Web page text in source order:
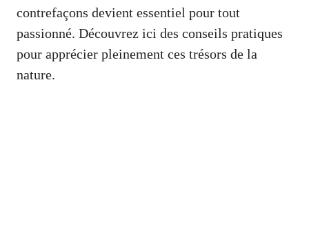
contrefaçons devient essentiel pour tout
passionné. Découvrez ici des conseils pratiques
pour apprécier pleinement ces trésors de la
nature.